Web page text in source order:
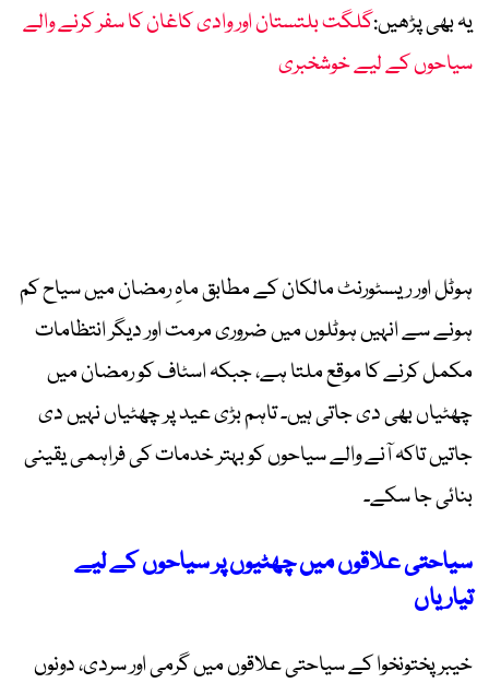
یہ بھی پڑھیں:گلگت بلتستان اور وادی کاغان کا سفر کرنے والے
سیاحوں کے لیے خوشخبری
ہوٹل اور ریسٹورنٹ مالکان کے مطابق ماہِ رمضان میں سیاح کم
ہونے سے انہیں ہوٹلوں میں ضروری مرمت اور دیگر انتظامات
مکمل کرنے کا موقع ملتا ہے، جبکہ اسٹاف کو رمضان میں
چھٹیاں بھی دی جاتی ہیں۔ تاہم بڑی عید پر چھٹیاں نہیں دی
جاتیں تاکہ آنے والے سیاحوں کو بہتر خدمات کی فراہمی یقینی
بنائی جا سکے۔
سیاحتی علاقوں میں چھٹیوں پر سیاحوں کے لیے
تیاریاں
خیبر پختونخوا کے سیاحتی علاقوں میں گرمی اور سردی، دونوں